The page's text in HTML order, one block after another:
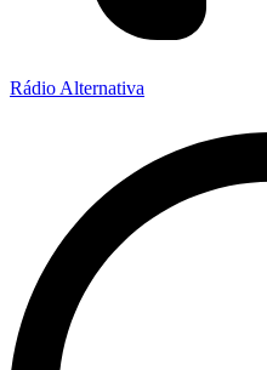
Rádio Alternativa